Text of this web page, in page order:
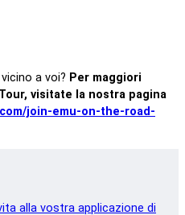
a voi? Per maggiori
visitate la nostra pagina
join-emu-on-the-road-
alla vostra applicazione di